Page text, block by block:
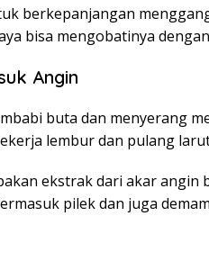
berkepanjangan
bisa mengobatinya
Angin
buta dan menyerang
lembur dan pulang
ekstrak dari akar angin
pilek dan juga